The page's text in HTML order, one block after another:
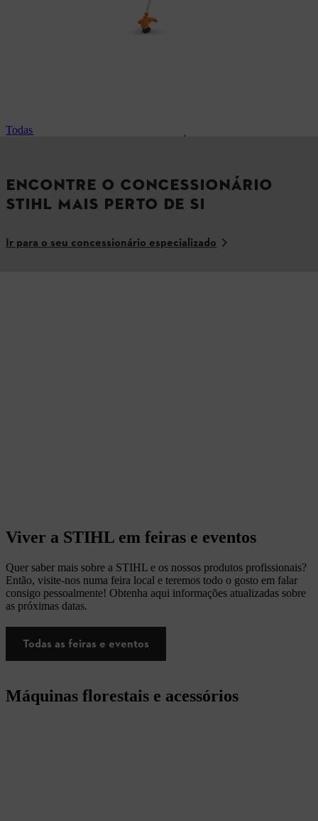
Todas as podadoras de altura profissionais
ENCONTRE O CONCESSIONÁRIO
STIHL MAIS PERTO DE SI
Ir para o seu concessionário especializado
Viver a STIHL em feiras e eventos
Quer saber mais sobre a STIHL e os nossos produtos profissionais?
Então, visite-nos numa feira local e teremos todo o gosto em falar
consigo pessoalmente! Obtenha aqui informações atualizadas sobre
as próximas datas.
Todas as feiras e eventos
Máquinas florestais e acessórios